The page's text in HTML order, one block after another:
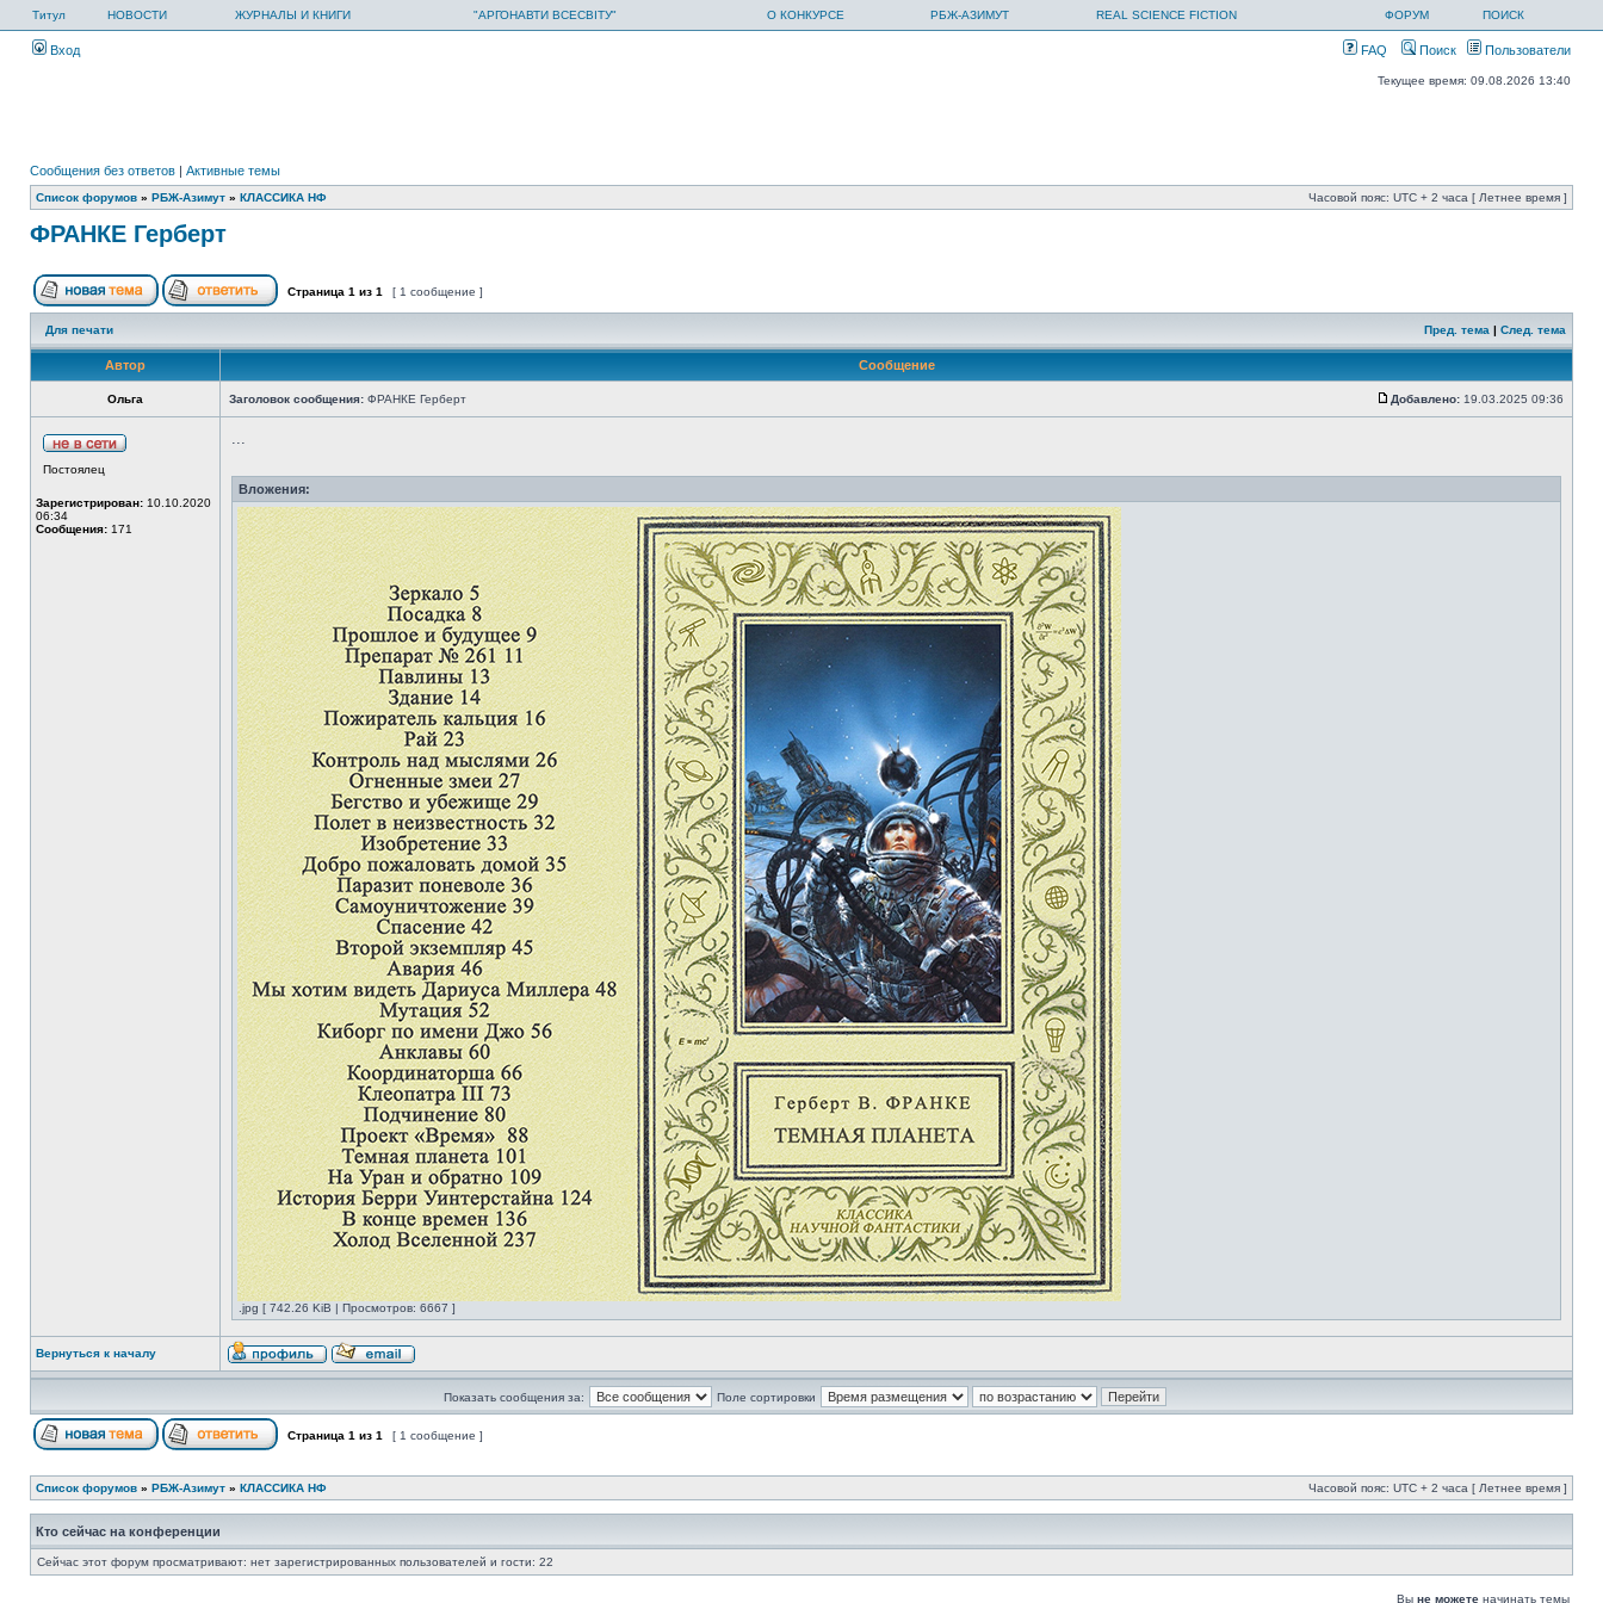
Титул НОВОСТИ ЖУРНАЛЫ И КНИГИ "АРГОНАВТИ ВСЕСВІТУ" О КОНКУРСЕ РБЖ-АЗИМУТ REAL SCIENCE FICTION ФОРУМ ПОИСК
Вход FAQ Поиск Пользователи
Текущее время: 09.08.2026 13:40
Сообщения без ответов | Активные темы
Список форумов » РБЖ-Азимут » КЛАССИКА НФ Часовой пояс: UTC + 2 часа [ Летнее время ]
ФРАНКЕ Герберт
Страница 1 из 1 [ 1 сообщение ]
Для печати Пред. тема | След. тема
Автор Сообщение
Ольга Заголовок сообщения: ФРАНКЕ Герберт Добавлено: 19.03.2025 09:36
Постоялец
Зарегистрирован: 10.10.2020
06:34
Сообщения: 171
...
Вложения:
.jpg [ 742.26 KiB | Просмотров: 6667 ]
Вернуться к началу
Показать сообщения за: Поле сортировки
Страница 1 из 1 [ 1 сообщение ]
Список форумов » РБЖ-Азимут » КЛАССИКА НФ Часовой пояс: UTC + 2 часа [ Летнее время ]
Кто сейчас на конференции
Сейчас этот форум просматривают: нет зарегистрированных пользователей и гости: 22
Вы не можете начинать темы